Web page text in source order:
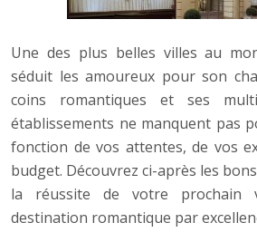
Une des plus belles villes au
séduit les amoureux pour son
coins romantiques et ses
établissements ne manquent pas
fonction de vos attentes, de vos
budget. Découvrez ci-après les
la réussite de votre prochain
destination romantique par